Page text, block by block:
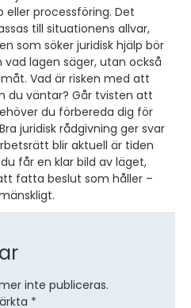
eller processföring. Det
till situationens allvar,
som söker juridisk hjälp bör
lagen säger, utan också
Vad är risken med att
du väntar? Går tvisten att
du förbereda dig för
juridisk rådgivning ger svar
blir aktuell är tiden
får en klar bild av läget,
fatta beslut som håller –
inte publiceras.
*